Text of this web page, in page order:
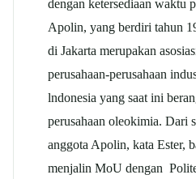
dengan ketersediaan waktu
Apolin, yang berdiri tahun
di Jakarta merupakan
perusahaan-perusahaan
lndonesia yang saat ini
perusahaan oleokimia. Dari
anggota Apolin, kata Ester,
menjalin MoU dengan